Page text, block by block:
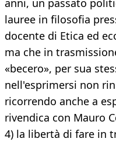
anni, un passato
lauree in filosofia
docente di Etica ed
ma che in
«becero», per sua
nell'esprimersi non
ricorrendo anche a
rivendica con Mauro
4) la libertà di fare in